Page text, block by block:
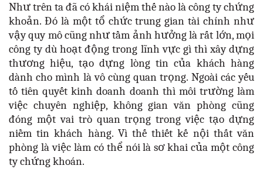
Như trên ta đã có khái niệm thế nào là công ty chứng
khoản. Đó là một tổ chức trung gian tài chính như
vậy quy mô cũng như tầm ảnh hưởng là rất lớn, mọi
công ty dù hoạt động trong lĩnh vực gì thì xây dựng
thương hiệu, tạo dựng lòng tin của khách hàng
dành cho mình là vô cùng quan trọng. Ngoài các yếu
tố tiên quyết kinh doanh doanh thì môi trường làm
việc chuyên nghiệp, không gian văn phòng cũng
đóng một vai trò quan trọng trong việc tạo dựng
niềm tin khách hàng. Vì thế thiết kế nội thất văn
phòng là việc làm có thể nói là sơ khai của một công
ty chứng khoán.